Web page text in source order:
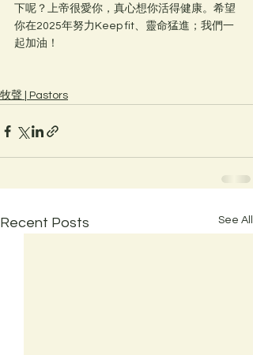
下呢？上帝很愛你，真心想你活得健康。希望
你在2025年努力Keep fit、靈命猛進；我們一
起加油！
牧聲 | Pastors
Recent Posts See All